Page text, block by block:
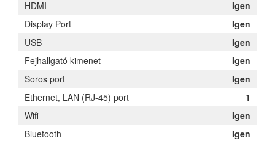
HDMI
Igen
Display Port
Igen
USB
Igen
Fejhallgató kimenet
Igen
Soros port
Igen
Ethernet, LAN (RJ-45) port
1
Wifi
Igen
Bluetooth
Igen